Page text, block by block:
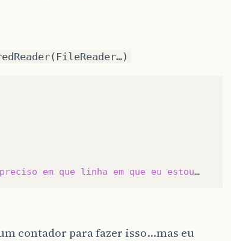
preciso em que linha em que eu estou
contador para fazer isso…mas eu